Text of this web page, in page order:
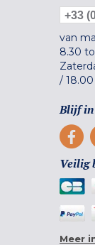
+33
van
8.30
/
Blijf in
Veilig
Meer